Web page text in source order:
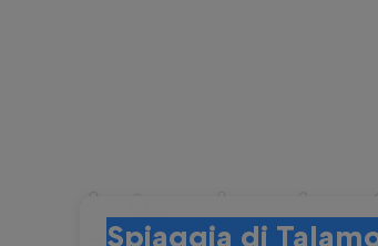
Autonoleggio
Spiaggia di Talamone